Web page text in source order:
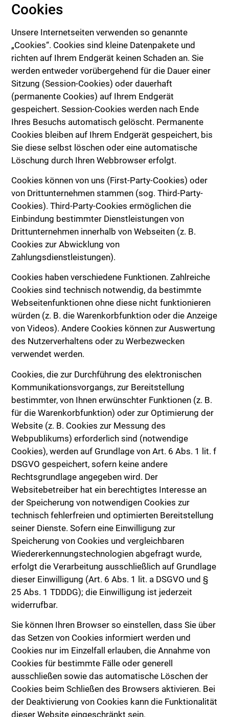
Cookies
Unsere Internetseiten verwenden so genannte
„Cookies“. Cookies sind kleine Datenpakete und
richten auf Ihrem Endgerät keinen Schaden an. Sie
werden entweder vorübergehend für die Dauer einer
Sitzung (Session-Cookies) oder dauerhaft
(permanente Cookies) auf Ihrem Endgerät
gespeichert. Session-Cookies werden nach Ende
Ihres Besuchs automatisch gelöscht. Permanente
Cookies bleiben auf Ihrem Endgerät gespeichert, bis
Sie diese selbst löschen oder eine automatische
Löschung durch Ihren Webbrowser erfolgt.
Cookies können von uns (First-Party-Cookies) oder
von Drittunternehmen stammen (sog. Third-Party-
Cookies). Third-Party-Cookies ermöglichen die
Einbindung bestimmter Dienstleistungen von
Drittunternehmen innerhalb von Webseiten (z. B.
Cookies zur Abwicklung von
Zahlungsdienstleistungen).
Cookies haben verschiedene Funktionen. Zahlreiche
Cookies sind technisch notwendig, da bestimmte
Webseitenfunktionen ohne diese nicht funktionieren
würden (z. B. die Warenkorbfunktion oder die Anzeige
von Videos). Andere Cookies können zur Auswertung
des Nutzerverhaltens oder zu Werbezwecken
verwendet werden.
Cookies, die zur Durchführung des elektronischen
Kommunikationsvorgangs, zur Bereitstellung
bestimmter, von Ihnen erwünschter Funktionen (z. B.
für die Warenkorbfunktion) oder zur Optimierung der
Website (z. B. Cookies zur Messung des
Webpublikums) erforderlich sind (notwendige
Cookies), werden auf Grundlage von Art. 6 Abs. 1 lit. f
DSGVO gespeichert, sofern keine andere
Rechtsgrundlage angegeben wird. Der
Websitebetreiber hat ein berechtigtes Interesse an
der Speicherung von notwendigen Cookies zur
technisch fehlerfreien und optimierten Bereitstellung
seiner Dienste. Sofern eine Einwilligung zur
Speicherung von Cookies und vergleichbaren
Wiedererkennungstechnologien abgefragt wurde,
erfolgt die Verarbeitung ausschließlich auf Grundlage
dieser Einwilligung (Art. 6 Abs. 1 lit. a DSGVO und §
25 Abs. 1 TDDDG); die Einwilligung ist jederzeit
widerrufbar.
Sie können Ihren Browser so einstellen, dass Sie über
das Setzen von Cookies informiert werden und
Cookies nur im Einzelfall erlauben, die Annahme von
Cookies für bestimmte Fälle oder generell
ausschließen sowie das automatische Löschen der
Cookies beim Schließen des Browsers aktivieren. Bei
der Deaktivierung von Cookies kann die Funktionalität
dieser Website eingeschränkt sein.